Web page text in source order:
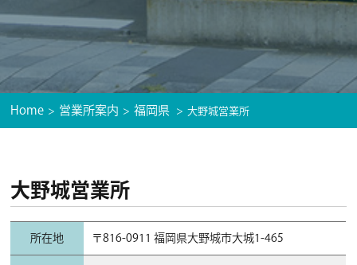
Home 営業所案内 福岡県 大野城営業所
大野城営業所
所在地 〒816-0911 福岡県大野城市大城1-465